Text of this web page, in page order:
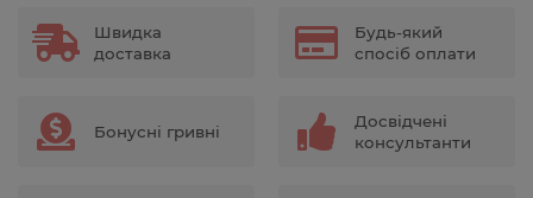
Швидка
доставка
Будь-який
спосіб оплати
Бонусні гривні
Досвідчені
консультанти